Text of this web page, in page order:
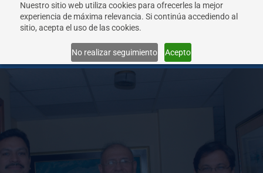
Nuestro sitio web utiliza cookies para ofrecerles la mejor
experiencia de máxima relevancia. Si continúa accediendo al
sitio, acepta el uso de las cookies.
No realizar seguimiento Acepto